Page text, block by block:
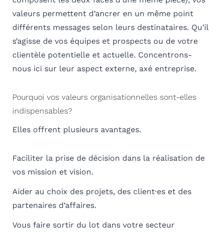
valeurs permettent d’ancrer en un même point
différents messages selon leurs destinataires. Qu’il
s’agisse de vos équipes et prospects ou de votre
clientèle potentielle et actuelle. Concentrons-
nous ici sur leur aspect externe, axé entreprise.
Pourquoi vos valeurs organisationnelles sont-elles
indispensables?
Elles offrent plusieurs avantages.
Faciliter la prise de décision dans la réalisation de
vos mission et vision.
Aider au choix des projets, des client·es et des
partenaires d’affaires.
Vous faire sortir du lot dans votre secteur